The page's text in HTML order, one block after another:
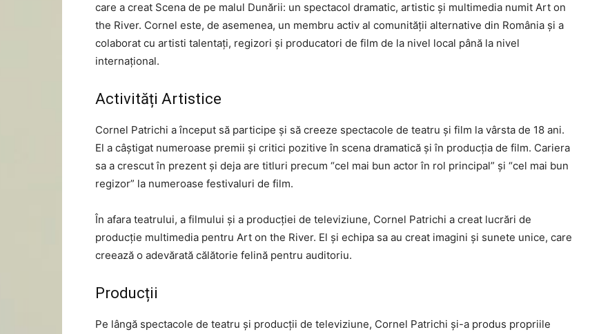
care a creat Scena de pe malul Dunării: un spectacol dramatic, artistic și multimedia numit Art on
the River. Cornel este, de asemenea, un membru activ al comunității alternative din România și a
colaborat cu artisti talentați, regizori și producatori de film de la nivel local până la nivel
internațional.
Activități Artistice
Cornel Patrichi a început să participe și să creeze spectacole de teatru și film la vârsta de 18 ani.
El a câștigat numeroase premii și critici pozitive în scena dramatică și în producția de film. Cariera
sa a crescut în prezent și deja are titluri precum “cel mai bun actor în rol principal” și “cel mai bun
regizor” la numeroase festivaluri de film.
În afara teatrului, a filmului și a producției de televiziune, Cornel Patrichi a creat lucrări de
producție multimedia pentru Art on the River. El și echipa sa au creat imagini și sunete unice, care
creează o adevărată călătorie felină pentru auditoriu.
Producții
Pe lângă spectacole de teatru și producții de televiziune, Cornel Patrichi și-a produs propriile